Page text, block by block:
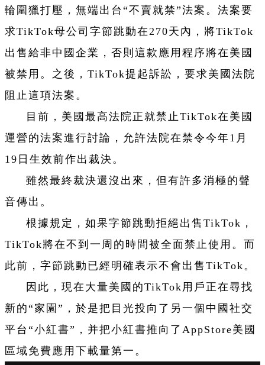
輪圍獵打壓，無端出台“不賣就禁”法案。法案要
求TikTok母公司字節跳動在270天內，將TikTok
出售給非中國企業，否則這款應用程序將在美國
被禁用。之後，TikTok提起訴訟，要求美國法院
阻止這項法案。
目前，美國最高法院正就禁止TikTok在美國
運營的法案進行討論，允許法院在禁令今年1月
19日生效前作出裁決。
雖然最終裁決還沒出來，但有許多消極的聲
音傳出。
根據規定，如果字節跳動拒絕出售TikTok，
TikTok將在不到一周的時間被全面禁止使用。而
此前，字節跳動已經明確表示不會出售TikTok。
因此，現在大量美國的TikTok用戶正在尋找
新的“家園”，於是把目光投向了另一個中國社交
平台“小紅書”，并把小紅書推向了AppStore美國
區域免費應用下載量第一。